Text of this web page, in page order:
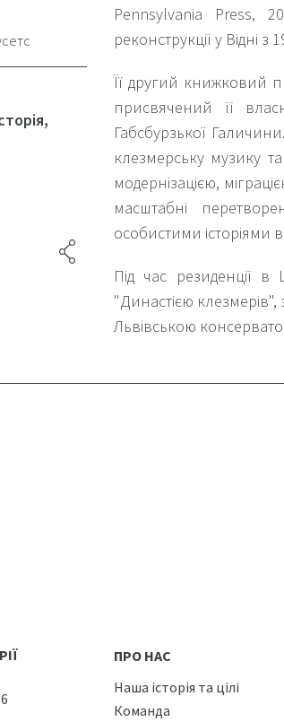
Pennsylvania Press,
реконструкції у Відні
Її другий книжковий
присвячений її
Габсбурзької
клезмерську музику
модернізацією,
масштабні
особистими історіями
Під час резиденції в
"Династією
Львівською
ПРО НАС
Наша історія та цілі
Команда